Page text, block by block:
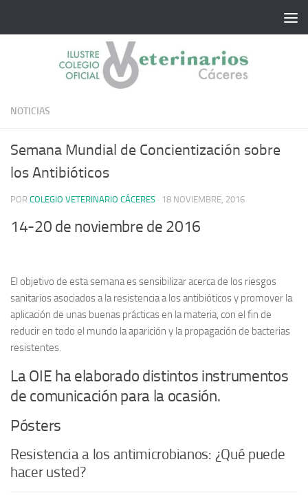
NOTICIAS
Semana Mundial de Concientización sobre
los Antibióticos
POR COLEGIO VETERINARIO CÁCERES · 18 NOVIEMBRE, 2016
14-20 de noviembre de 2016
El objetivo de esta semana es sensibilizar acerca de los riesgos
sanitarios asociados a la resistencia a los antibióticos y promover la
aplicación de unas buenas prácticas en la materia, con el fin de
reducir en todo el mundo la aparición y la propagación de bacterias
resistentes.
La OIE ha elaborado distintos instrumentos
de comunicación para la ocasión.
Pósters
Resistencia a los antimicrobianos: ¿Qué puede
hacer usted?